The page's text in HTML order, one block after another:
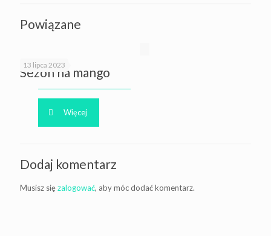
Powiązane
13 lipca 2023
Sezon na mango
Więcej
Dodaj komentarz
Musisz sięzalogować, aby móc dodać komentarz.